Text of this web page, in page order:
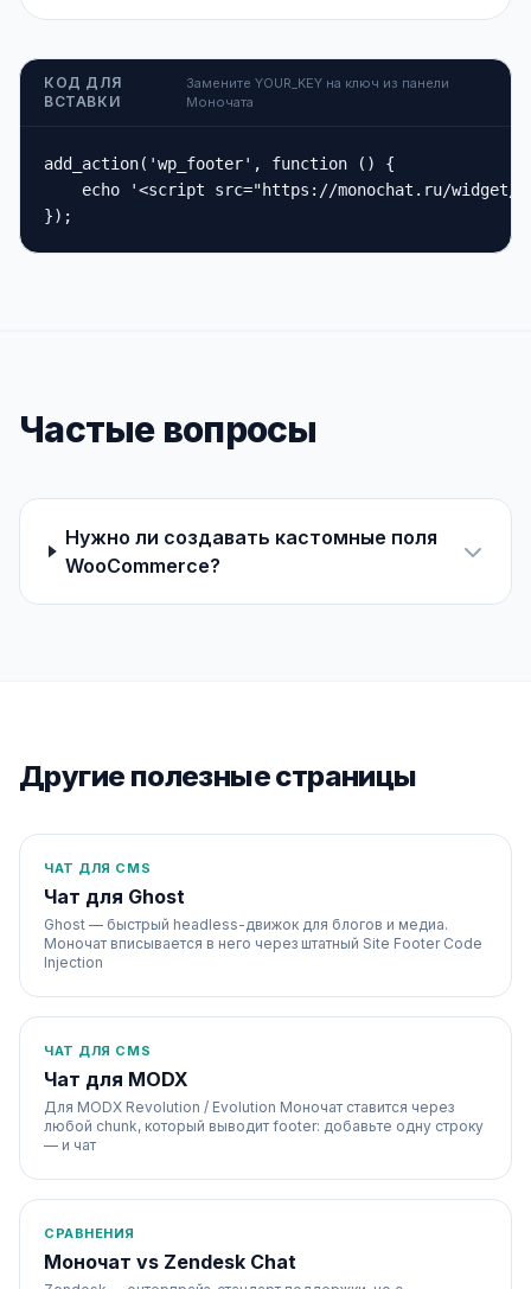
КОД ДЛЯ
ВСТАВКИ
Замените YOUR_KEY на ключ из панели
Моночата
add_action('wp_footer', function () {
echo '<script src="https://monochat.ru/widget/
});
Частые вопросы
Нужно ли создавать кастомные поля
WooCommerce?
Другие полезные страницы
ЧАТ ДЛЯ CMS
Чат для Ghost
Ghost — быстрый headless-движок для блогов и медиа.
Моночат вписывается в него через штатный Site Footer Code
Injection
ЧАТ ДЛЯ CMS
Чат для MODX
Для MODX Revolution / Evolution Моночат ставится через
любой chunk, который выводит footer: добавьте одну строку
— и чат
СРАВНЕНИЯ
Моночат vs Zendesk Chat